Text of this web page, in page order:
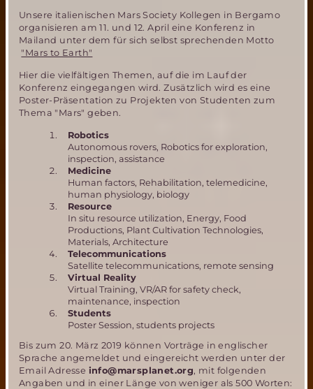
Unsere italienischen Mars Society Kollegen in Bergamo
organisieren am 11. und 12. April eine Konferenz in
Mailand unter dem für sich selbst sprechenden Motto
"Mars to Earth"
Hier die vielfältigen Themen, auf die im Lauf der
Konferenz eingegangen wird. Zusätzlich wird es eine
Poster-Präsentation zu Projekten von Studenten zum
Thema "Mars" geben.
Robotics
Autonomous rovers, Robotics for exploration,
inspection, assistance
Medicine
Human factors, Rehabilitation, telemedicine,
human physiology, biology
Resource
In situ resource utilization, Energy, Food
Productions, Plant Cultivation Technologies,
Materials, Architecture
Telecommunications
Satellite telecommunications, remote sensing
Virtual Reality
Virtual Training, VR/AR for safety check,
maintenance, inspection
Students
Poster Session, students projects
Bis zum 20. März 2019 können Vorträge in englischer
Sprache angemeldet und eingereicht werden unter der
Email Adresse info@marsplanet.org, mit folgenden
Angaben und in einer Länge von weniger als 500 Worten: